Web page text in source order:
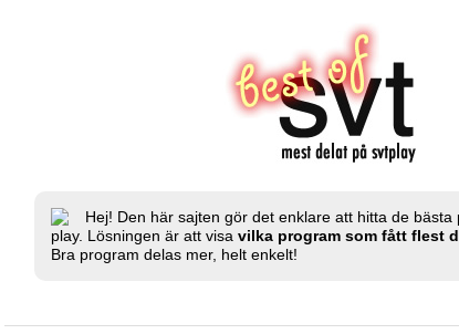
Hej! Den här sajten gör det enklare att hitta de bästa
play. Lösningen är att visa vilka program som fått flest
Bra program delas mer, helt enkelt!